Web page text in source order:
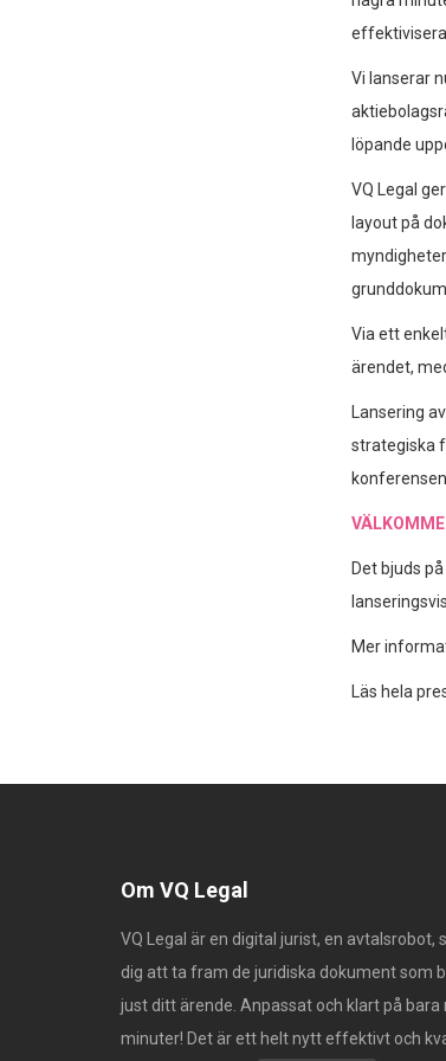
Vi lanserar
löpande
VQ Legal
layout på
Via ett
ärendet,
Lansering
strategiska
konferensen.
Det bjuds
Mer
Läs hela
Om VQ Legal
VQ Legal är en digital jurist, en avtalsrobot,
dig att ta fram de juridiska dokument som
just ditt ärende. Anpassat och klart på bara
minuter! Det är ett helt nytt effektivt och